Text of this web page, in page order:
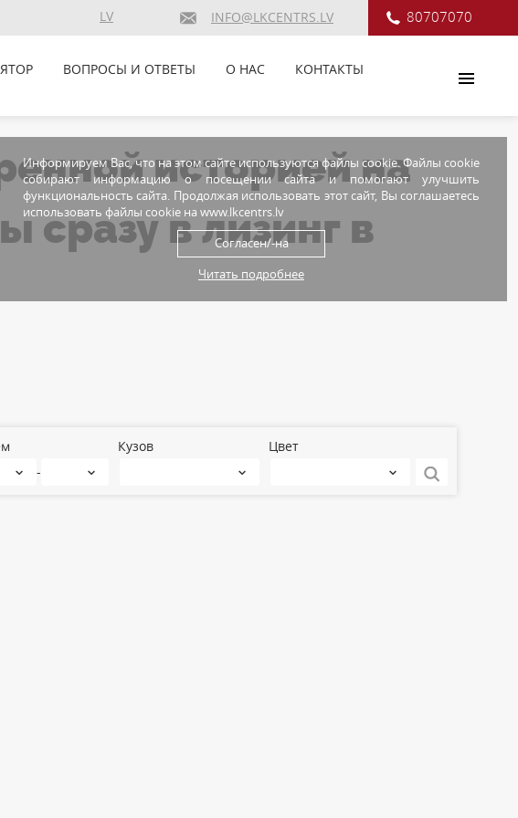
LV INFO@LKCENTRS.LV 80707070
ВОПРОСЫ И ОТВЕТЫ О НАС
КОНТАКТЫ
историей на
сразу в лизинг в
Кузов
Цвет
-
Информируем Вас, что на этом сайте используются файлы cookie. Файлы cookie
собирают информацию о посещении сайта и помогают улучшить
функциональность сайта. Продолжая использовать этот сайт, Вы соглашаетесь
использовать файлы cookie на www.lkcentrs.lv
Согласен/-на
Читать подробнее